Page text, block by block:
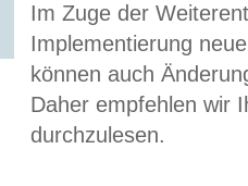
Im Zuge der
Implementierung
können auch
Daher empfehlen wir
durchzulesen.